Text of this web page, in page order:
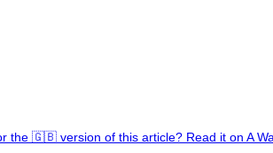
the 🇬🇧 version of this article? Read it on A